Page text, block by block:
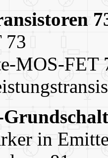
73
MOS-FET
in